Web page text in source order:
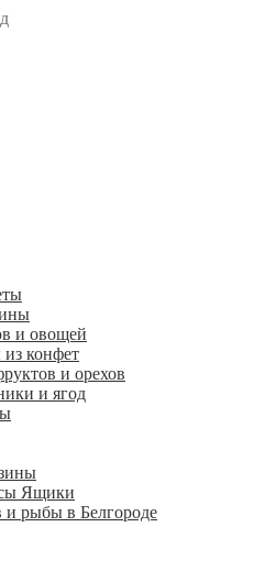
и овощей
конфет
и орехов
и ягод
Ящики
и рыбы в Белгороде